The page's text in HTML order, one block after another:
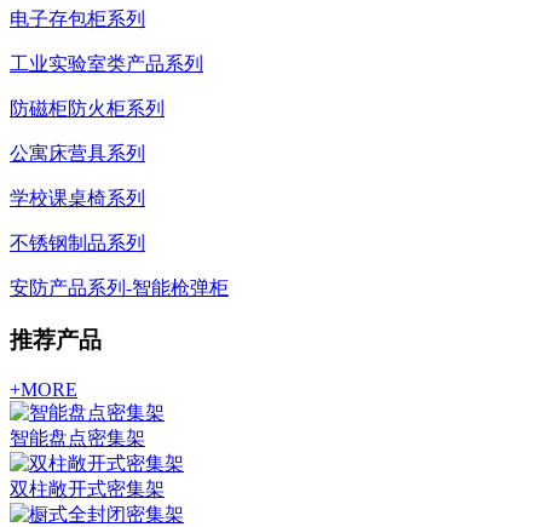
电子存包柜系列
工业实验室类产品系列
防磁柜防火柜系列
公寓床营具系列
学校课桌椅系列
不锈钢制品系列
安防产品系列-智能枪弹柜
推荐产品
+MORE
智能盘点密集架
双柱敞开式密集架